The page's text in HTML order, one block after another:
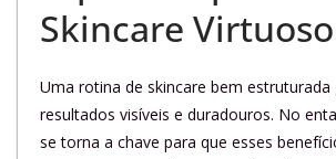
Skincare Virtuoso
Uma rotina de skincare bem estruturada
resultados visíveis e duradouros. No
se torna a chave para que esses